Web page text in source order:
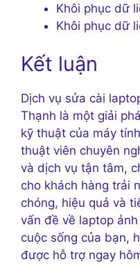
Khôi phục dữ
Khôi phục dữ
Kết luận
Dịch vụ sửa cài
Thạnh là một giải
kỹ thuật của máy
thuật viên chuyên
và dịch vụ tận tâm,
cho khách hàng trải
chóng, hiệu quả và
vấn đề về laptop
cuộc sống của bạn,
được hỗ trợ ngay